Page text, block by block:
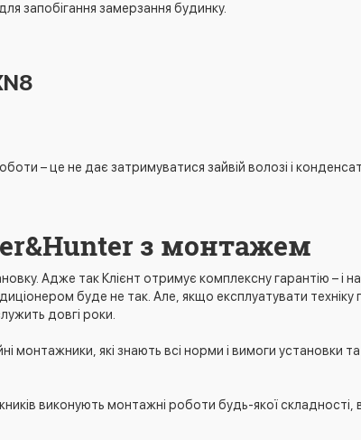
запобігання замерзання будинку.
– це не дає затримуватися зайвій волозі і
з монтажем
Адже так Клієнт отримує комплексну гарантію – і на
буде не так. Але, якщо експлуатувати
довгі роки.
монтажники, які знають всі норми і вимоги установки
виконують монтажні роботи будь-якої складності, в